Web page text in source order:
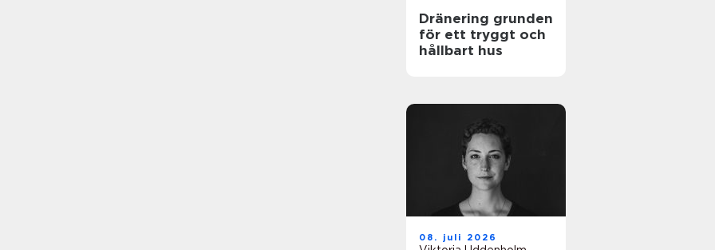
Dränering grunden
för ett tryggt och
hållbart hus
08. juli 2026